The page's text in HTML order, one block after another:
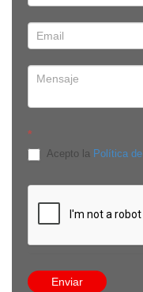
Los Shyris, piso 8,
*
Acepto la Política
Enviar